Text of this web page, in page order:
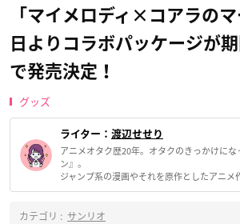
「マイメロディ×コアラの
日よりコラボパッケージが
で発売決定！
グッズ
ライター： 渡辺せせり
アニメオタク歴20年。オタクのきっかけに
ン』。
ジャンプ系の漫画やそれを原作としたアニメ
カテゴリ : サンリオ